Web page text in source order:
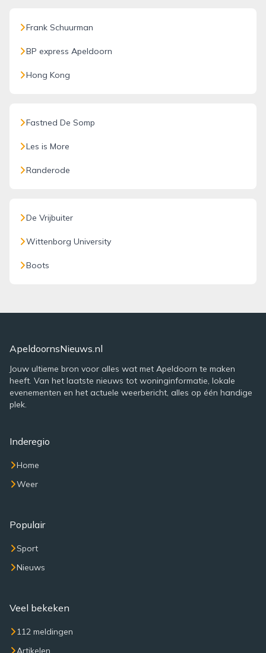
Frank Schuurman
BP express Apeldoorn
Hong Kong
Fastned De Somp
Les is More
Randerode
De Vrijbuiter
Wittenborg University
Boots
ApeldoornsNieuws.nl
Jouw ultieme bron voor alles wat met Apeldoorn te maken
heeft. Van het laatste nieuws tot woninginformatie, lokale
evenementen en het actuele weerbericht, alles op één handige
plek.
Inderegio
Home
Weer
Populair
Sport
Nieuws
Veel bekeken
112 meldingen
Artikelen